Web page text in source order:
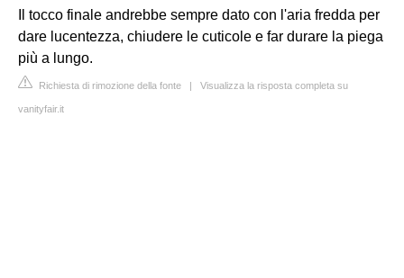
Il tocco finale andrebbe sempre dato con l'aria fredda per
dare lucentezza, chiudere le cuticole e far durare la piega
più a lungo.
Richiesta di rimozione della fonte | Visualizza la risposta completa su
vanityfair.it